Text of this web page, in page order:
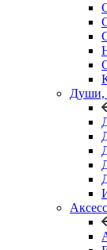
Души,